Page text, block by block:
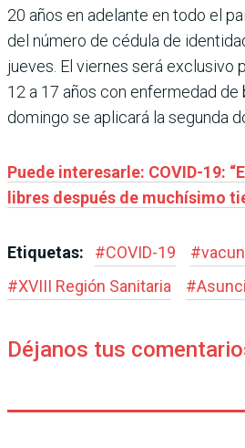
20 años en adelante en todo el
del número de cédula de
jueves. El viernes será exclusivo
12 a 17 años con enfermedad de
domingo se aplicará la segunda
Puede interesarle: COVID-19:
libres después de muchísimo
Etiquetas: #COVID-19 #
#XVIII Región Sanitaria #
Déjanos tus